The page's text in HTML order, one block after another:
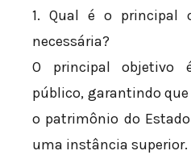
1. Qual é o principal
necessária?
O principal objetivo
público, garantindo
o patrimônio do
uma instância superior.